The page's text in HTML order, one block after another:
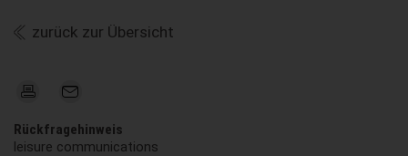
zurück zur Übersicht
Rückfragehinweis
leisure communications